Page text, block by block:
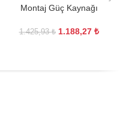
Montaj Güç Kaynağı
1.425,93₺ 1.188,27 ₺